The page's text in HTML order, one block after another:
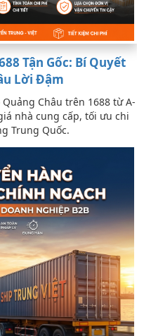
Tận Gốc: Bí Quyết
Lời Đậm
Châu trên 1688 từ A-
nhà cung cấp, tối ưu chi
Trung Quốc.